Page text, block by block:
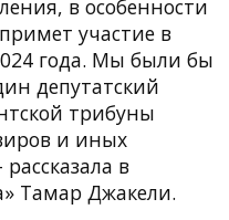
в особенности
участие в
года. Мы были бы
депутатский
трибуны
и иных
в
Тамар Джакели.